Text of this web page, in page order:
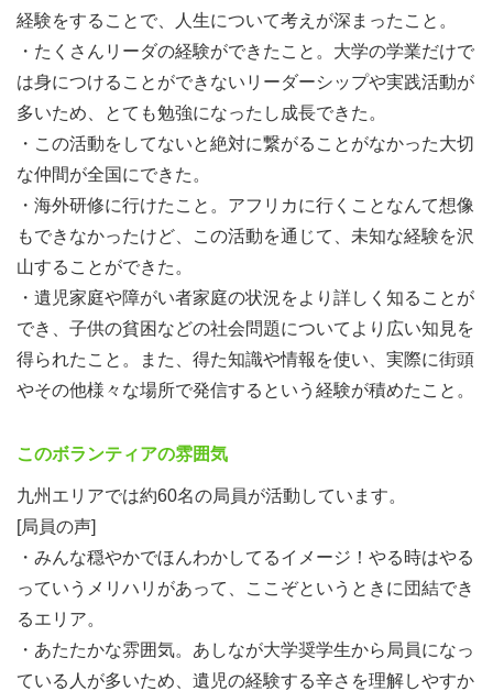
経験をすることで、人生について考えが深まったこと。
・たくさんリーダの経験ができたこと。大学の学業だけで
は身につけることができないリーダーシップや実践活動が
多いため、とても勉強になったし成長できた。
・この活動をしてないと絶対に繋がることがなかった大切
な仲間が全国にできた。
・海外研修に行けたこと。アフリカに行くことなんて想像
もできなかったけど、この活動を通じて、未知な経験を沢
山することができた。
・遺児家庭や障がい者家庭の状況をより詳しく知ることが
でき、子供の貧困などの社会問題についてより広い知見を
得られたこと。また、得た知識や情報を使い、実際に街頭
やその他様々な場所で発信するという経験が積めたこと。
このボランティアの雰囲気
九州エリアでは約60名の局員が活動しています。
[局員の声]
・みんな穏やかでほんわかしてるイメージ！やる時はやる
っていうメリハリがあって、ここぞというときに団結でき
るエリア。
・あたたかな雰囲気。あしなが大学奨学生から局員になっ
ている人が多いため、遺児の経験する辛さを理解しやすか